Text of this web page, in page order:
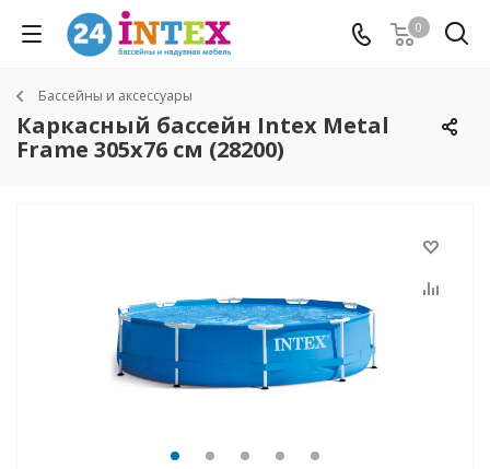
0
Бассейны и аксессуары
Каркасный бассейн Intex Metal
Frame 305х76 см (28200)